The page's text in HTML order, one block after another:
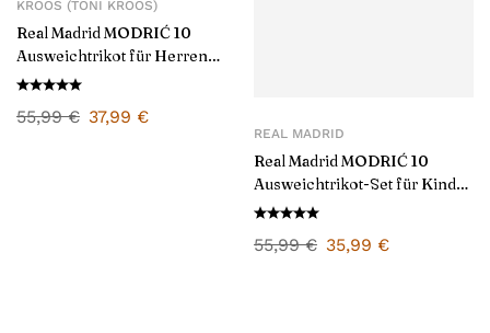
KROOS (TONI KROOS)
Real Madrid MODRIĆ 10
Ausweichtrikot für Herren
2024/25
55,99€ 37,99 €
REAL MADRID
Real Madrid MODRIĆ 10
Ausweichtrikot-Set für Kinder
2024/25
55,99€ 35,99 €